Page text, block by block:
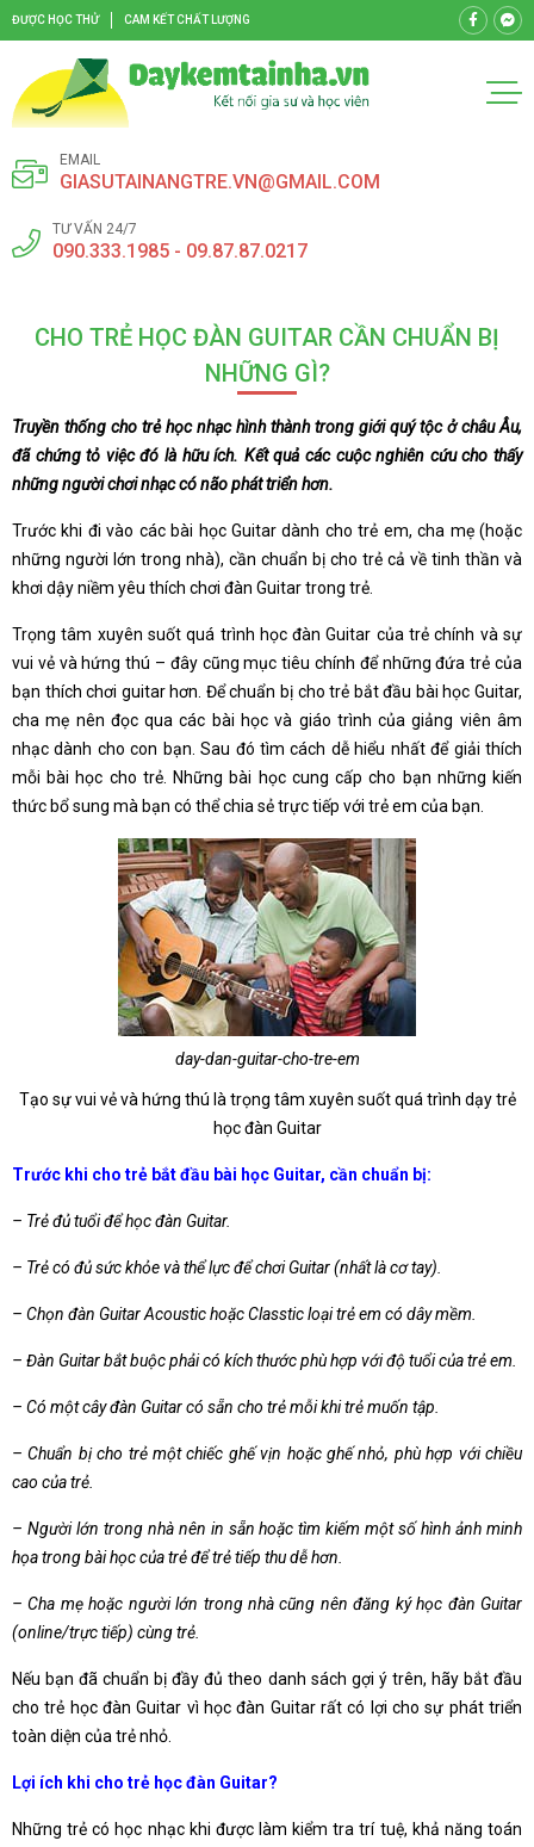
ĐƯỢC HỌC THỬ CAM KẾT CHẤT LƯỢNG
EMAIL
GIASUTAINANGTRE.VN@GMAIL.COM
TƯ VẤN 24/7
090.333.1985 - 09.87.87.0217
CHO TRẺ HỌC ĐÀN GUITAR CẦN CHUẨN BỊ
NHỮNG GÌ?
Truyền thống cho trẻ học nhạc hình thành trong giới quý tộc ở châu Âu,
đã chứng tỏ việc đó là hữu ích. Kết quả các cuộc nghiên cứu cho thấy
những người chơi nhạc có não phát triển hơn.
Trước khi đi vào các bài học Guitar dành cho trẻ em, cha mẹ (hoặc
những người lớn trong nhà), cần chuẩn bị cho trẻ cả về tinh thần và
khơi dậy niềm yêu thích chơi đàn Guitar trong trẻ.
Trọng tâm xuyên suốt quá trình học đàn Guitar của trẻ chính và sự
vui vẻ và hứng thú – đây cũng mục tiêu chính để những đứa trẻ của
bạn thích chơi guitar hơn. Để chuẩn bị cho trẻ bắt đầu bài học Guitar,
cha mẹ nên đọc qua các bài học và giáo trình của giảng viên âm
nhạc dành cho con bạn. Sau đó tìm cách dễ hiểu nhất để giải thích
mỗi bài học cho trẻ. Những bài học cung cấp cho bạn những kiến
thức bổ sung mà bạn có thể chia sẻ trực tiếp với trẻ em của bạn.
day-dan-guitar-cho-tre-em
Tạo sự vui vẻ và hứng thú là trọng tâm xuyên suốt quá trình dạy trẻ
học đàn Guitar
Trước khi cho trẻ bắt đầu bài học Guitar, cần chuẩn bị:
– Trẻ đủ tuổi để học đàn Guitar.
– Trẻ có đủ sức khỏe và thể lực để chơi Guitar (nhất là cơ tay).
– Chọn đàn Guitar Acoustic hoặc Classtic loại trẻ em có dây mềm.
– Đàn Guitar bắt buộc phải có kích thước phù hợp với độ tuổi của trẻ em.
– Có một cây đàn Guitar có sẵn cho trẻ mỗi khi trẻ muốn tập.
– Chuẩn bị cho trẻ một chiếc ghế vịn hoặc ghế nhỏ, phù hợp với chiều
cao của trẻ.
– Người lớn trong nhà nên in sẵn hoặc tìm kiếm một số hình ảnh minh
họa trong bài học của trẻ để trẻ tiếp thu dễ hơn.
– Cha mẹ hoặc người lớn trong nhà cũng nên đăng ký học đàn Guitar
(online/trực tiếp) cùng trẻ.
Nếu bạn đã chuẩn bị đầy đủ theo danh sách gợi ý trên, hãy bắt đầu
cho trẻ học đàn Guitar vì học đàn Guitar rất có lợi cho sự phát triển
toàn diện của trẻ nhỏ.
Lợi ích khi cho trẻ học đàn Guitar?
Những trẻ có học nhạc khi được làm kiểm tra trí tuệ, khả năng toán